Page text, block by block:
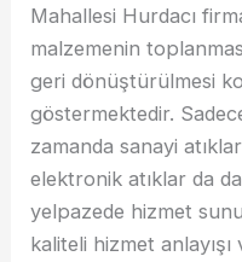
Mahallesi Hurdacı
malzemenin
geri dönüştürülmesi
göstermektedir.
zamanda sanayi
elektronik atıklar da
yelpazede hizmet
kaliteli hizmet